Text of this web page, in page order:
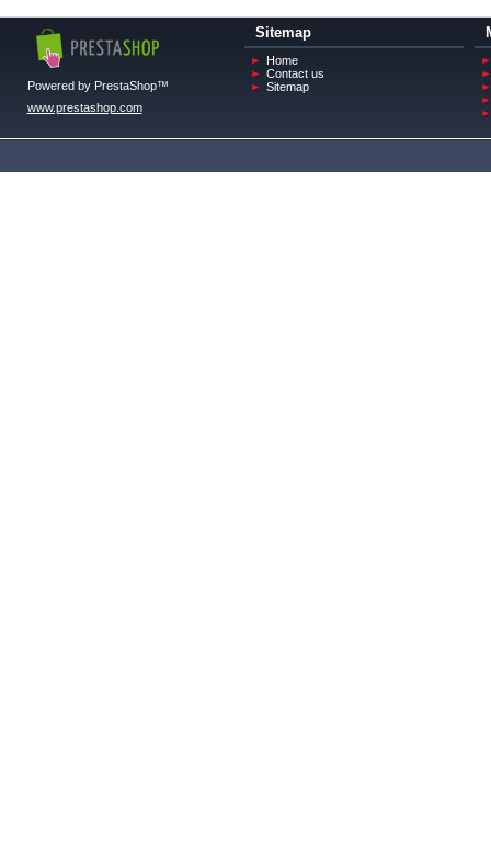
Powered by PrestaShop™
www.prestashop.com
Sitemap
Home
Contact us
Sitemap